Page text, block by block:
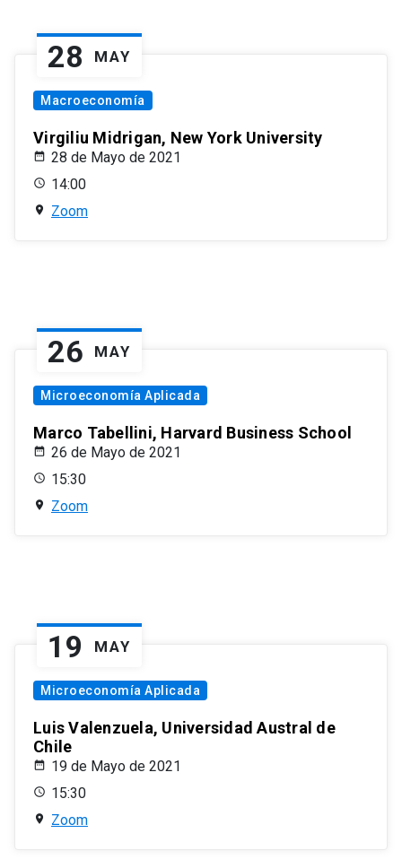
28 MAY
Macroeconomía
Virgiliu Midrigan, New York University
28 de Mayo de 2021
14:00
Zoom
26 MAY
Microeconomía Aplicada
Marco Tabellini, Harvard Business School
26 de Mayo de 2021
15:30
Zoom
19 MAY
Microeconomía Aplicada
Luis Valenzuela, Universidad Austral de
Chile
19 de Mayo de 2021
15:30
Zoom